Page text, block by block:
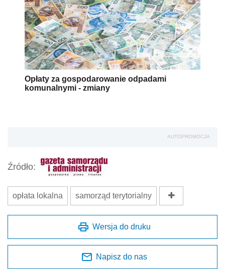
Opłaty za gospodarowanie odpadami
komunalnymi - zmiany
AUTOPROMOCJA
Źródło:
opłata lokalna samorząd terytorialny
Wersja do druku
Napisz do nas